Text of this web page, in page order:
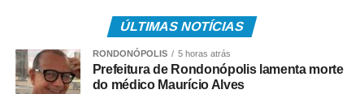
Entre as novidades desta edição está a inclusão das
modalidades de boliche e vôlei de praia nos Jogos
Paralímpicos. Outra atração será o passeio ciclístico, com
percurso entre o Residencial Paris e a Praia do Cortado,
ÚLTIMAS NOTÍCIAS
RONDONÓPOLIS 5 horas atrás
Prefeitura de Rondonópolis lamenta morte
do médico Maurício Alves